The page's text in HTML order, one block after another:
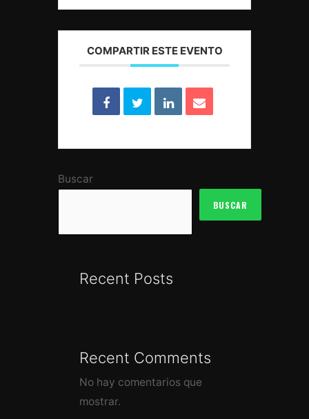
COMPARTIR ESTE EVENTO
Buscar
BUSCAR
Recent Posts
Recent Comments
No hay comentarios que
mostrar.